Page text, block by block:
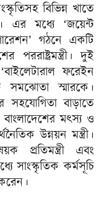
বিভিন্ন খাতে
এর মধ্যে ‘জয়েন্ট
গঠনে একটি
দুই
ফরেইন
স্মারকে।
বাড়াতে
মৎস্য ও
উন্নয়ন মন্ত্রী।
প্রতিমন্ত্রী এবং
সাংস্কৃতিক কর্মসূচি